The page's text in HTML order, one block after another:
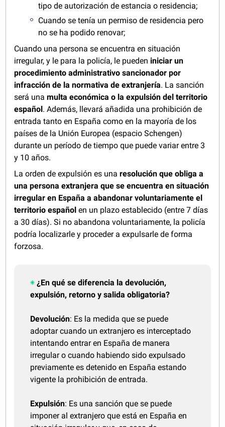
tipo de autorización de estancia o residencia;
Cuando se tenía un permiso de residencia pero
no se ha podido renovar;
Cuando una persona se encuentra en situación
irregular, y le para la policía, le pueden iniciar un
procedimiento administrativo sancionador por
infracción de la normativa de extranjería. La sanción
será unamulta económica o la expulsión del territorio
español. Además, llevará añadida una prohibición de
entrada tanto en España como en la mayoría de los
países de la Unión Europea (espacio Schengen)
durante un período de tiempo que puede variar entre 3
y 10 años.
La orden de expulsión es unaresolución que obliga a
una persona extranjera que se encuentra en situación
irregular en España a abandonar voluntariamente el
territorio español en un plazo establecido (entre 7 días
a 30 días). Si no abandona voluntariamente, la policía
podría localizarle y proceder a expulsarle de forma
forzosa.
¿En qué se diferencia la devolución,
expulsión, retorno y salida obligatoria?
Devolución: Es la medida que se puede
adoptar cuando un extranjero es interceptado
intentando entrar en España de manera
irregular o cuando habiendo sido expulsado
previamente es detenido en España estando
vigente la prohibición de entrada.
Expulsión: Es una sanción que se puede
imponer al extranjero que está en España en